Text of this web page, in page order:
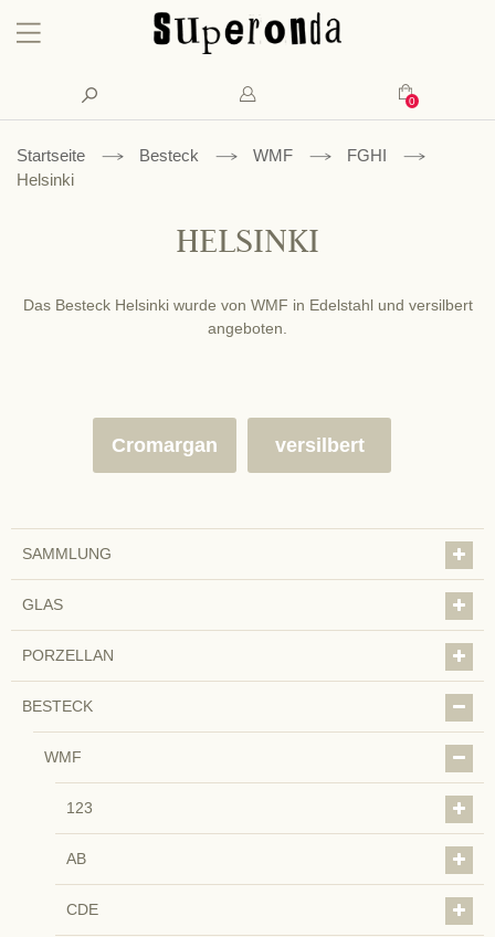
Konto
Mein
Suche
Startseite Besteck WMF
FGHI
Helsinki
HELSINKI
Das Besteck Helsinki wurde von WMF in Edelstahl und versilbert
angeboten.
Cromargan versilbert
SAMMLUNG
GLAS
PORZELLAN
BESTECK
WMF
123
AB
CDE